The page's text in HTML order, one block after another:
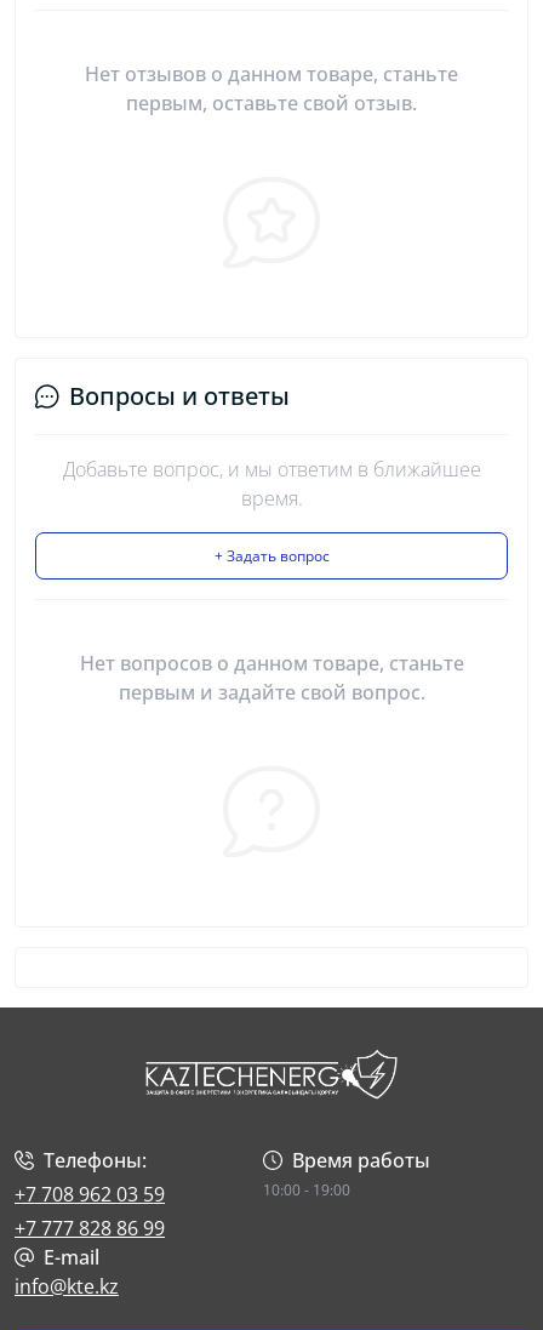
Нет отзывов о данном товаре, станьте
первым, оставьте свой отзыв.
Вопросы и ответы
Добавьте вопрос, и мы ответим в ближайшее
время.
+ Задать вопрос
Нет вопросов о данном товаре, станьте
первым и задайте свой вопрос.
Телефоны:
+7 708 962 03 59
+7 777 828 86 99
Время работы
10:00 - 19:00
E-mail
info@kte.kz